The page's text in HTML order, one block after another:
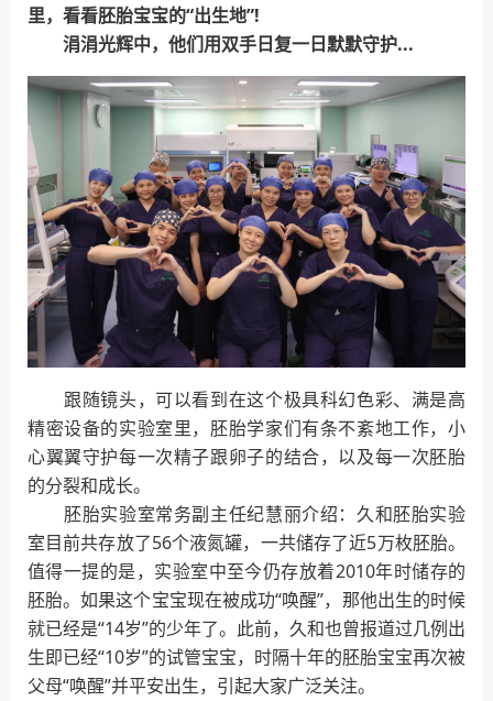
里，看看胚胎宝宝的“出生地”!
涓涓光辉中，他们用双手日复一日默默守护...
跟随镜头，可以看到在这个极具科幻色彩、满是高
精密设备的实验室里，胚胎学家们有条不紊地工作，小
心翼翼守护每一次精子跟卵子的结合，以及每一次胚胎
的分裂和成长。
胚胎实验室常务副主任纪慧丽介绍：久和胚胎实验
室目前共存放了56个液氮罐，一共储存了近5万枚胚胎。
值得一提的是，实验室中至今仍存放着2010年时储存的
胚胎。如果这个宝宝现在被成功“唤醒”，那他出生的时候
就已经是“14岁”的少年了。此前，久和也曾报道过几例出
生即已经“10岁”的试管宝宝，时隔十年的胚胎宝宝再次被
父母“唤醒”并平安出生，引起大家广泛关注。